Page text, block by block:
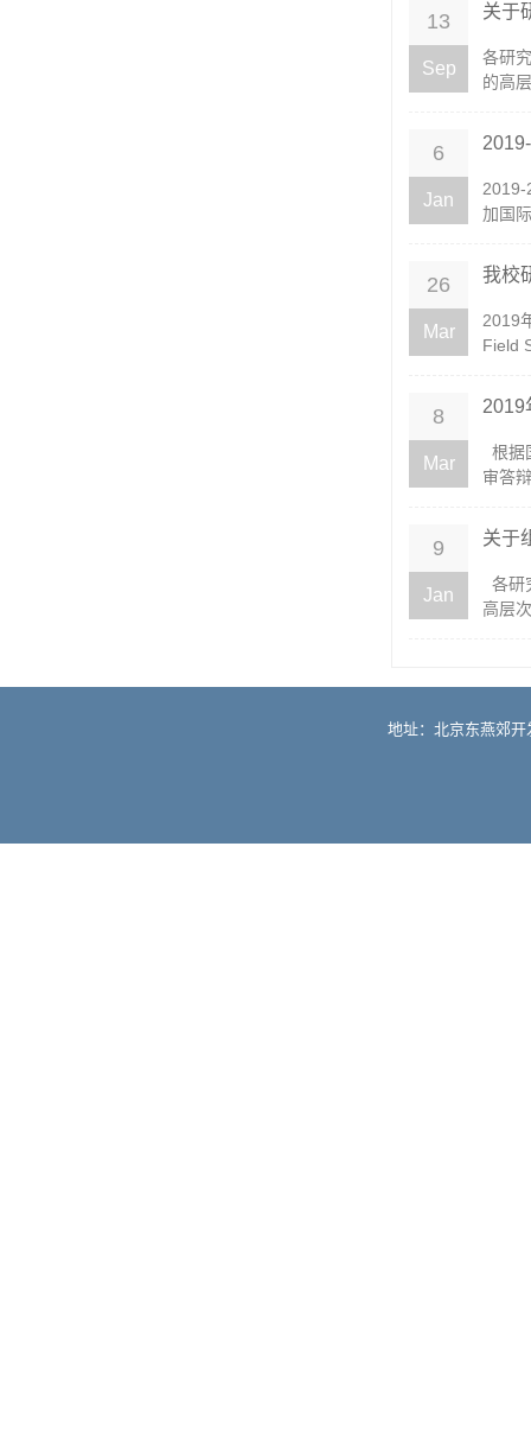
13
Sep
关于
各研
的高
6
Jan
2019-
加国
26
Mar
我校
2019
Field
8
Mar
2019
根
审答
9
Jan
关于
各研
高层
地址：北京东燕郊